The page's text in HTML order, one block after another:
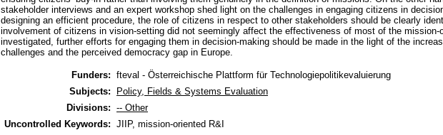
stakeholder interviews and an expert workshop shed light on the challenges in engaging citizens in
designing an efficient procedure, the role of citizens in respect to other stakeholders should be clearly
involvement of citizens in vision-setting did not seemingly affect the effectiveness of most of the mission-
investigated, further efforts for engaging them in decision-making should be made in the light of the
challenges and the perceived democracy gap in Europe.
Funders: fteval - Österreichische Plattform für Technologiepolitikevaluierung
Subjects:
Policy, Fields & Systems Evaluation
Divisions: -- Other
Uncontrolled Keywords: JIIP, mission-oriented R&I